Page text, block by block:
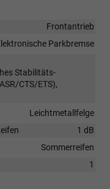
Frontantrieb
Parkbremse
Stabilitäts-
CTS/ETS),
Leichtmetallfelge
1 dB
Sommerreifen
1